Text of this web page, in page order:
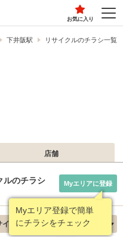
お気に入り
下井阪駅 リサイクルのチラシ一覧
店舗
ルのチラシ
Myエリア登録で簡単
にチラシをチェック
Myエリアに登録
イクル 新着順